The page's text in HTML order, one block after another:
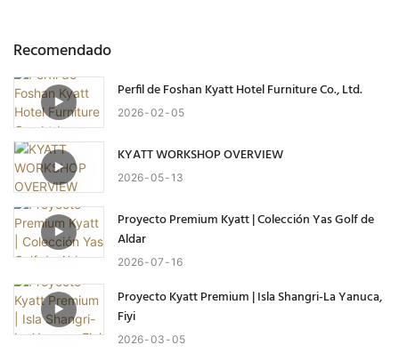
Recomendado
Perfil de Foshan Kyatt Hotel Furniture Co., Ltd.
2026 02 05
KYATT WORKSHOP OVERVIEW
2026 05 13
Proyecto Premium Kyatt | Colección Yas Golf de
Aldar
2026 07 16
Proyecto Kyatt Premium | Isla Shangri-La Yanuca,
Fiyi
2026 03 05